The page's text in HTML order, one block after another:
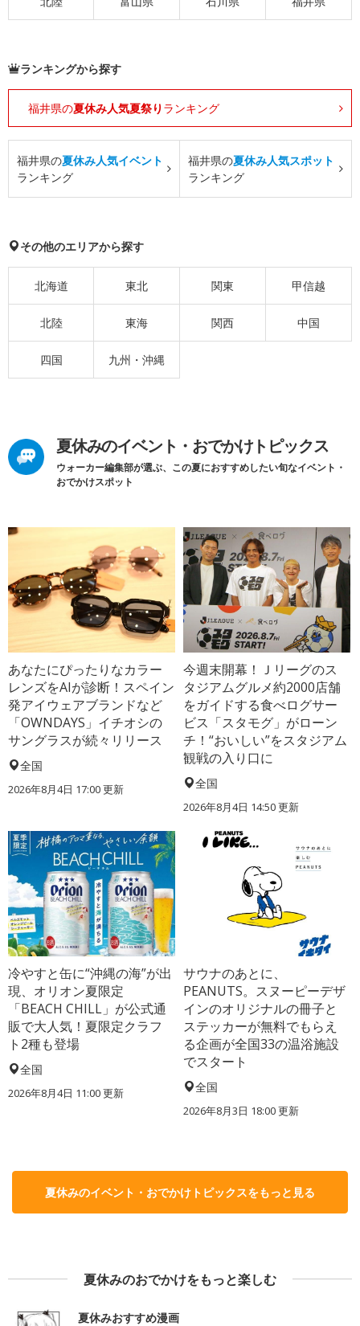
ランキングから探す
福井県の夏休み人気夏祭り ランキング
福井県の夏休み人気イベント
ランキング
福井県の夏休み人気スポット
ランキング
その他のエリアから探す
北海道 東北 関東 甲信越
北陸 東海 関西 中国
四国 九州・沖縄
夏休みのイベント・おでかけトピックス
ウォーカー編集部が選ぶ、この夏におすすめしたい旬なイベント・
おでかけスポット
あなたにぴったりなカラー
レンズをAIが診断！スペイン
発アイウェアブランドなど
「OWNDAYS」イチオシの
サングラスが続々リリース
全国
2026年8月4日 17:00更新
今週末開幕！Ｊリーグのス
タジアムグルメ約2000店舗
をガイドする食べログサー
ビス「スタモグ」がローン
チ！“おいしい”をスタジアム
観戦の入り口に
全国
2026年8月4日 14:50更新
冷やすと缶に“沖縄の海”が出
現、オリオン夏限定
「BEACH CHILL」が公式通
販で大人気！夏限定クラフ
ト2種も登場
全国
2026年8月4日 11:00更新
サウナのあとに、
PEANUTS。スヌーピーデザ
インのオリジナルの冊子と
ステッカーが無料でもらえ
る企画が全国33の温浴施設
でスタート
全国
2026年8月3日 18:00更新
夏休みのイベント・おでかけトピックスをもっと見る
夏休みのおでかけをもっと楽しむ
夏休みおすすめ漫画